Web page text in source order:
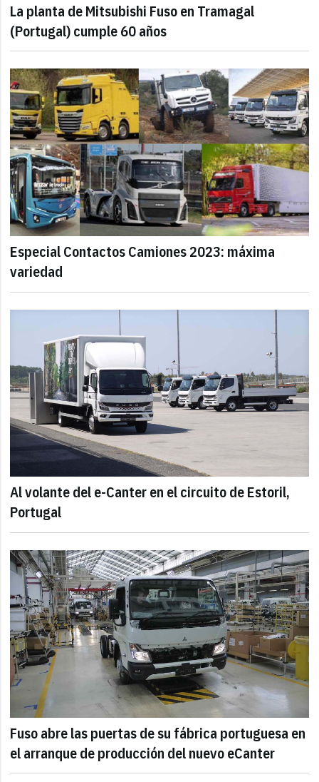
La planta de Mitsubishi Fuso en Tramagal
(Portugal) cumple 60 años
Especial Contactos Camiones 2023: máxima
variedad
Al volante del e-Canter en el circuito de Estoril,
Portugal
Fuso abre las puertas de su fábrica portuguesa en
el arranque de producción del nuevo eCanter